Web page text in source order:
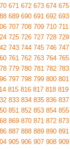
671 672 673 674 675
689 690 691 692 693
707 708 709 710 711
725 726 727 728 729
743 744 745 746 747
761 762 763 764 765
779 780 781 782 783
797 798 799 800 801
815 816 817 818 819
833 834 835 836 837
851 852 853 854 855
869 870 871 872 873
887 888 889 890 891
905 906 907 908 909